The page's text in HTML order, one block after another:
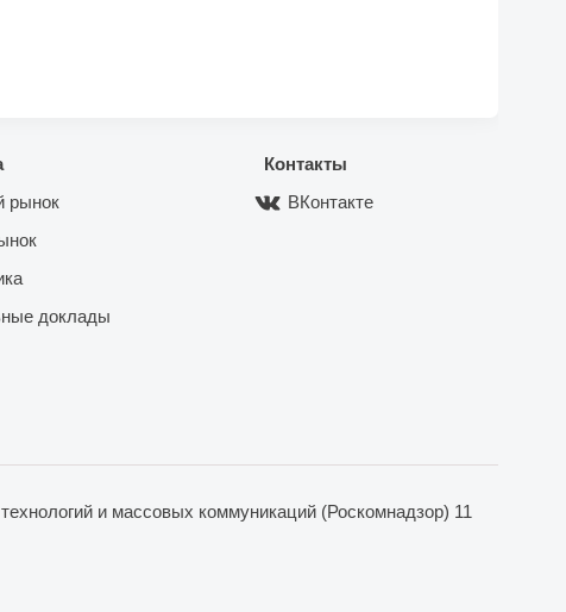
рынок
доклады
Контакты
ВКонтакте
и массовых коммуникаций (Роскомнадзор) 11